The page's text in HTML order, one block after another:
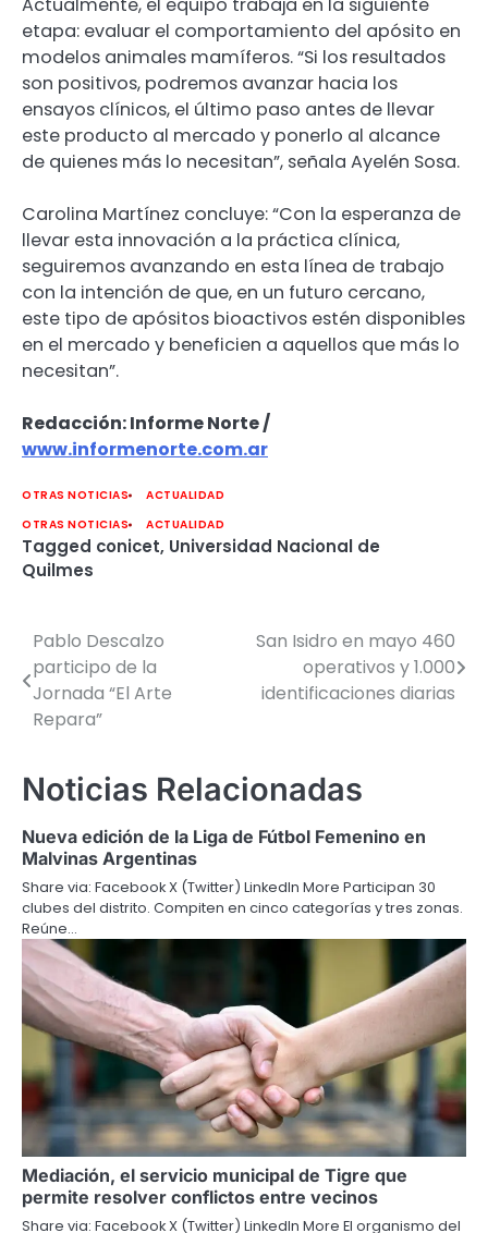
etapa: evaluar el comportamiento del apósito en
modelos animales mamíferos. “Si los resultados
son positivos, podremos avanzar hacia los
ensayos clínicos, el último paso antes de llevar
este producto al mercado y ponerlo al alcance
de quienes más lo necesitan”, señala Ayelén Sosa.
Carolina Martínez concluye: “Con la esperanza de
llevar esta innovación a la práctica clínica,
seguiremos avanzando en esta línea de trabajo
con la intención de que, en un futuro cercano,
este tipo de apósitos bioactivos estén disponibles
en el mercado y beneficien a aquellos que más lo
necesitan”.
Redacción: Informe Norte /
www.informenorte.com.ar
OTRAS NOTICIAS
ACTUALIDAD
OTRAS NOTICIAS
ACTUALIDAD
Tagged conicet, Universidad Nacional de
Quilmes
Navegación
de
entradas
Pablo Descalzo
participo de la
Jornada “El Arte
Repara”
San Isidro en mayo 460
operativos y 1.000
identificaciones diarias
Noticias Relacionadas
Nueva edición de la Liga de Fútbol Femenino en
Malvinas Argentinas
Share via: Facebook X (Twitter) LinkedIn More Participan 30
clubes del distrito. Compiten en cinco categorías y tres zonas.
Reúne…
Mediación, el servicio municipal de Tigre que
permite resolver conflictos entre vecinos
Share via: Facebook X (Twitter) LinkedIn More El organismo del